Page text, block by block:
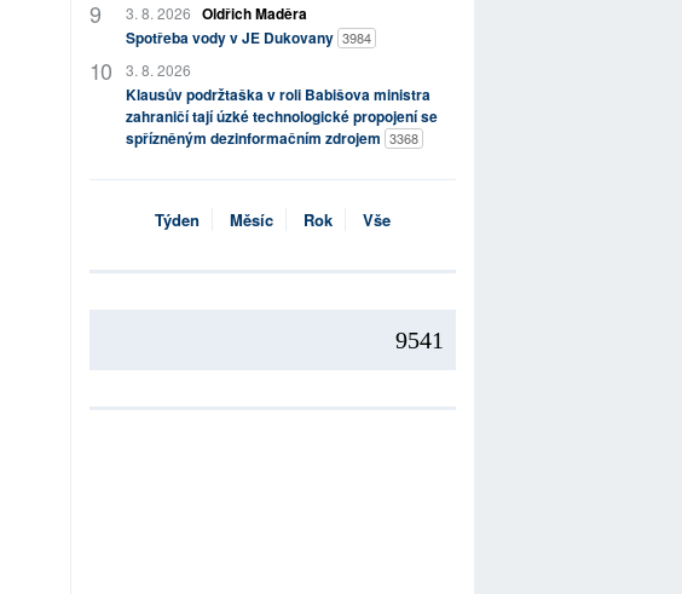
3. 8. 2026 Oldřich Maděra
Spotřeba vody v JE Dukovany 3984
3. 8. 2026
Klausův podržtaška v roli Babišova ministra
zahraničí tají úzké technologické propojení se
spřízněným dezinformačním zdrojem 3368
Týden Měsíc Rok Vše
9541